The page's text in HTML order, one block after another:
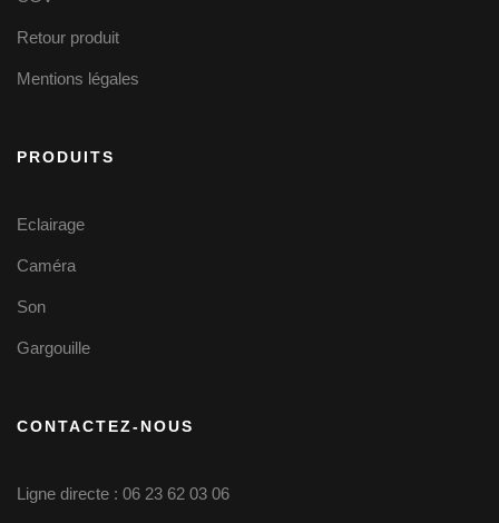
Retour produit
Mentions légales
PRODUITS
Eclairage
Caméra
Son
Gargouille
CONTACTEZ-NOUS
Ligne directe : 06 23 62 03 06